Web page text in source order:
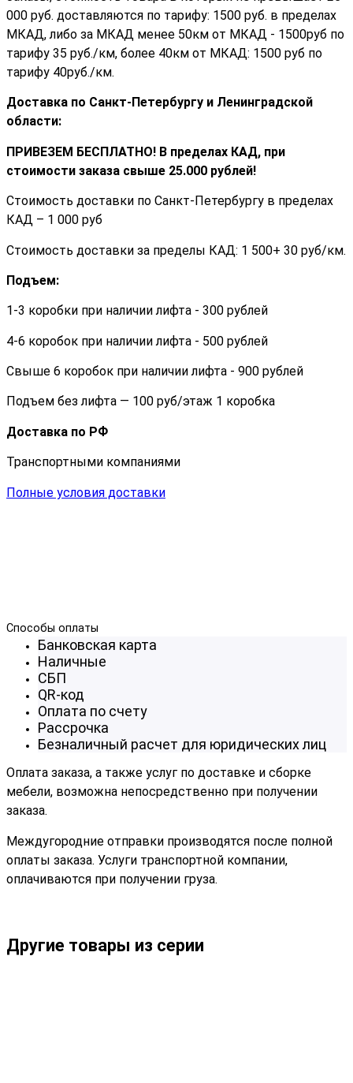
000 руб. доставляются по тарифу: 1500 руб. в пределах
МКАД, либо за МКАД менее 50км от МКАД - 1500руб по
тарифу 35 руб./км, более 40км от МКАД: 1500 руб по
тарифу 40руб./км.
Доставка по Санкт-Петербургу и Ленинградской
области:
ПРИВЕЗЕМ БЕСПЛАТНО! В пределах КАД, при
стоимости заказа cвыше 25.000 рублей!
Стоимость доставки по Санкт-Петербургу в пределах
КАД – 1 000 руб
Стоимость доставки за пределы КАД: 1 500+ 30 руб/км.
Подъем:
1-3 коробки при наличии лифта - 300 рублей
4-6 коробок при наличии лифта - 500 рублей
Свыше 6 коробок при наличии лифта - 900 рублей
Подъем без лифта — 100 руб/этаж 1 коробка
Доставка по РФ
Транспортными компаниями
Полные условия доставки
Способы оплаты
Банковская карта
Наличные
СБП
QR-код
Оплата по счету
Рассрочка
Безналичный расчет для юридических лиц
Оплата заказа, а также услуг по доставке и сборке
мебели, возможна непосредственно при получении
заказа.
Междугородние отправки производятся после полной
оплаты заказа. Услуги транспортной компании,
оплачиваются при получении груза.
Другие товары из серии